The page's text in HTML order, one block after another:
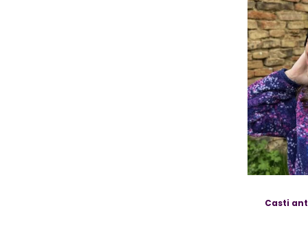
Casti